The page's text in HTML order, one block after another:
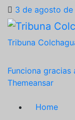
3 de agosto
Tribuna
Funciona gracias
Themeansar
Home